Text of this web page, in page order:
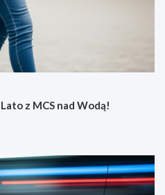
z MCS nad Wodą!